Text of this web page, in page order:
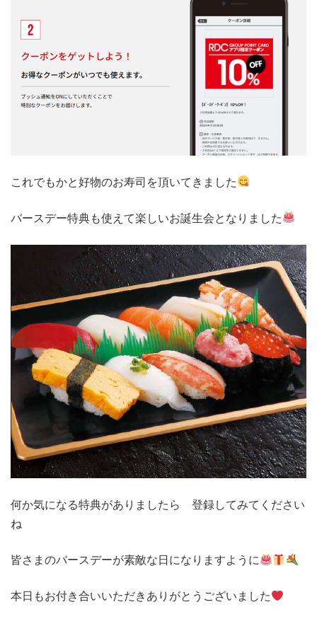
これでもかと好物のお寿司を頂いてきました
バースデー特典も使えて楽しいお誕生会となりました
何か気になる特典がありましたら 登録してみてください
ね
皆さまのバースデーが素敵な日になりますように
本日もお付き合いいただきありがとうございました